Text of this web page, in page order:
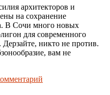
архитекторов и
на сохранение
В Сочи много новых
для современного
Дерзайте, никто не против.
вам не